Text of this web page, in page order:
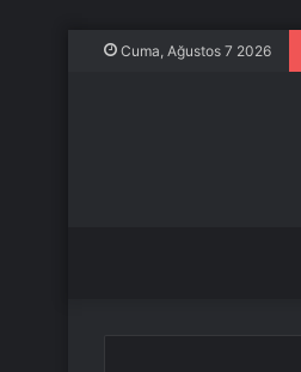
Cuma, Ağustos 7 2026